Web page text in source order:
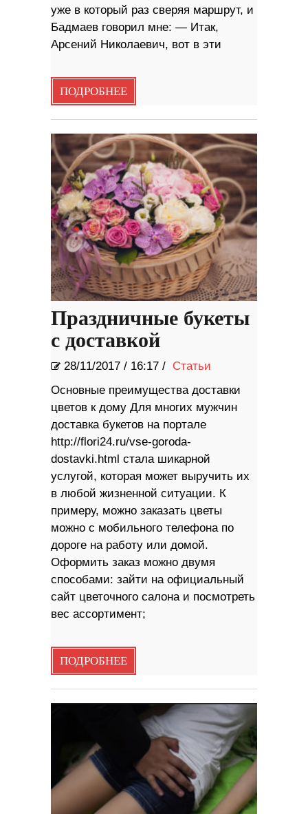
уже в который раз сверяя маршрут, и
Бадмаев говорил мне: — Итак,
Арсений Николаевич, вот в эти
ПОДРОБНЕЕ
Праздничные букеты
с доставкой
28/11/2017 / 16:17 / Статьи
Основные преимущества доставки
цветов к дому Для многих мужчин
доставка букетов на портале
http://flori24.ru/vse-goroda-
dostavki.html стала шикарной
услугой, которая может выручить их
в любой жизненной ситуации. К
примеру, можно заказать цветы
можно с мобильного телефона по
дороге на работу или домой.
Оформить заказ можно двумя
способами: зайти на официальный
сайт цветочного салона и посмотреть
вес ассортимент;
ПОДРОБНЕЕ